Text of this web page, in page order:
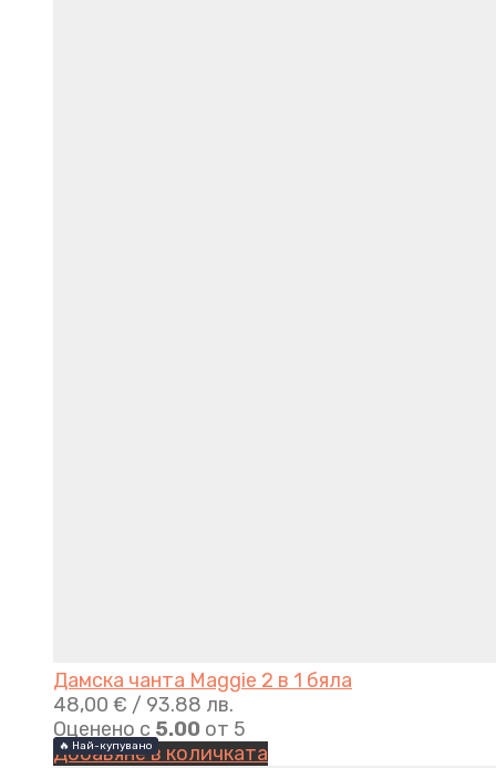
🔥 Най-купувано
Дамска чанта Maggie 2 в 1 бяла
48,00 € / 93.88 лв.
🔥 Най-купувано
Оценено с 5.00 от 5
Добавяне в количката